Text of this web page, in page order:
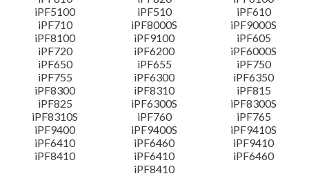
語言
大綱
更新記錄
系統要求
警告
iPF5100
iPF510
iPF610
iPF710
iPF8000S
iPF9000S
iPF8100
iPF9100
iPF605
iPF720
iPF6200
iPF6000S
iPF650
iPF655
iPF750
iPF755
iPF6300
iPF6350
iPF8300
iPF8310
iPF815
iPF825
iPF6300S
iPF8300S
iPF8310S
iPF760
iPF765
iPF9400
iPF9400S
iPF9410S
iPF6410
iPF6460
iPF9410
iPF8410
iPF6410
iPF6460
iPF8410